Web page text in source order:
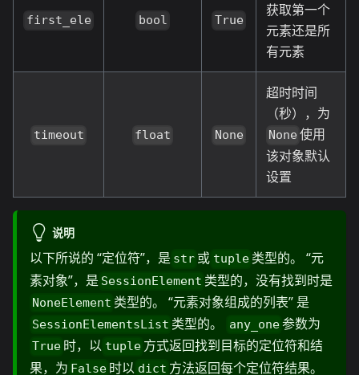
first_ele bool True
获取第一个
元素还是所
有元素
timeout float None
超时时间
（秒），为
None 使用
该对象默认
设置
说明
以下所说的 “定位符”，是 str 或 tuple 类型的。 “元
素对象”，是 SessionElement 类型的，没有找到时是
NoneElement 类型的。 “元素对象组成的列表” 是
SessionElementsList 类型的。 any_one参数为
True 时，以 tuple 方式返回找到目标的定位符和结
果，为 False 时以 dict 方法返回每个定位符结果。